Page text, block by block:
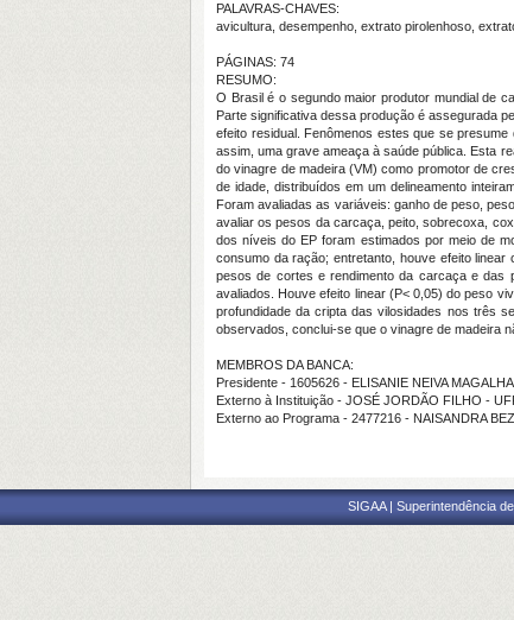
PALAVRAS-CHAVES:
avicultura, desempenho, extrato pirolenhoso,
PÁGINAS: 74
RESUMO:
O Brasil é o segundo maior produtor mundial de
Parte significativa dessa produção é assegurada
efeito residual. Fenômenos estes que se
assim, uma grave ameaça à saúde pública. Esta
do vinagre de madeira (VM) como promotor de
de idade, distribuídos em um delineamento
Foram avaliadas as variáveis: ganho de peso,
avaliar os pesos da carcaça, peito, sobrecoxa,
dos níveis do EP foram estimados por meio de
consumo da ração; entretanto, houve efeito
pesos de cortes e rendimento da carcaça e das
avaliados. Houve efeito linear (P< 0,05) do peso
profundidade da cripta das vilosidades nos três
observados, conclui-se que o vinagre de madeira
MEMBROS DA BANCA:
Presidente - 1605626 - ELISANIE NEIVA
Externo à Instituição - JOSÉ JORDÃO FILHO -
Externo ao Programa - 2477216 - NAISANDRA
SIGAA | Superintendência